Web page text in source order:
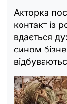
Акторка
контакт із
вдається
сином